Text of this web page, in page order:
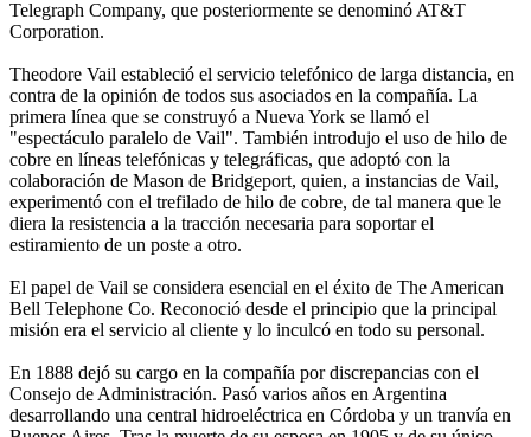
Telegraph Company, que posteriormente se denominó AT&T
Corporation.
Theodore Vail estableció el servicio telefónico de larga distancia, en
contra de la opinión de todos sus asociados en la compañía. La
primera línea que se construyó a Nueva York se llamó el
"espectáculo paralelo de Vail". También introdujo el uso de hilo de
cobre en líneas telefónicas y telegráficas, que adoptó con la
colaboración de Mason de Bridgeport, quien, a instancias de Vail,
experimentó con el trefilado de hilo de cobre, de tal manera que le
diera la resistencia a la tracción necesaria para soportar el
estiramiento de un poste a otro.
El papel de Vail se considera esencial en el éxito de The American
Bell Telephone Co. Reconoció desde el principio que la principal
misión era el servicio al cliente y lo inculcó en todo su personal.
En 1888 dejó su cargo en la compañía por discrepancias con el
Consejo de Administración. Pasó varios años en Argentina
desarrollando una central hidroeléctrica en Córdoba y un tranvía en